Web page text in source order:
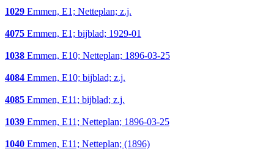
1029 Emmen, E1; Netteplan; z.j.
4075 Emmen, E1; bijblad; 1929-01
1038 Emmen, E10; Netteplan; 1896-03-25
4084 Emmen, E10; bijblad; z.j.
4085 Emmen, E11; bijblad; z.j.
1039 Emmen, E11; Netteplan; 1896-03-25
1040 Emmen, E11; Netteplan; (1896)